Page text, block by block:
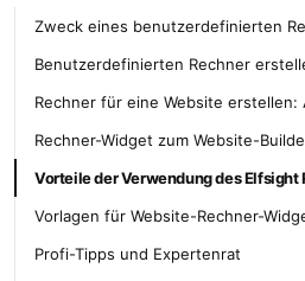
Zweck eines benutzerdefinierten
Benutzerdefinierten Rechner
Rechner für eine Website
Rechner-Widget zum Website-
Vorteile der Verwendung des
Vorlagen für Website-Rechner-
Profi-Tipps und Expertenrat